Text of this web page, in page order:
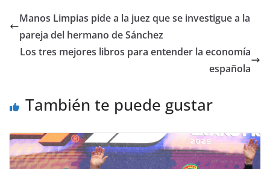
Manos Limpias pide a la juez que se investigue a la
pareja del hermano de Sánchez
Los tres mejores libros para entender la economía
española
También te puede gustar